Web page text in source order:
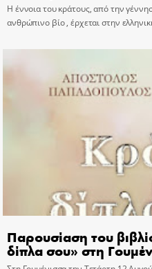
Η έννοια του κράτους, από την
ανθρώπινο βίο , έρχεται στην
Παρουσίαση του
δίπλα σου» στη